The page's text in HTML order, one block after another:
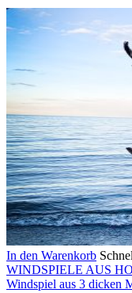
In den Warenkorb
WINDSPIELE AUS
Windspiel aus 3 dicken